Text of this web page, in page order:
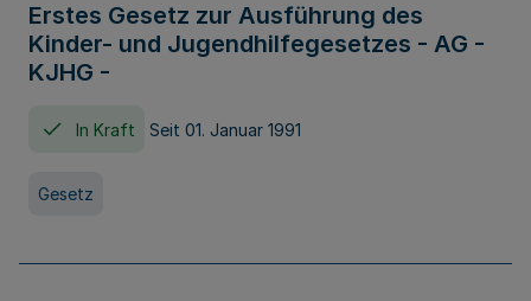
Erstes Gesetz zur Ausführung des
Kinder- und Jugendhilfegesetzes - AG -
KJHG -
In Kraft Seit 01. Januar 1991
Gesetz